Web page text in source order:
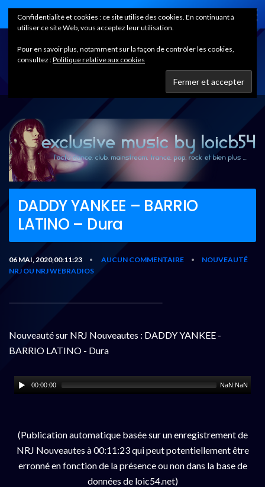
Home
DADDY YANKEE – BARRIO
LATINO – Dura
06 MAI, 2020,00:11:23 • AUCUN COMMENTAIRE •
NOUVEAUTÉ
NRJ OU NRJ WEBRADIOS
Nouveauté sur NRJ Nouveautes : DADDY YANKEE -
BARRIO LATINO - Dura
00:00:00 NaN:NaN
(Publication automatique basée sur un enregistrement de
NRJ Nouveautes à 00:11:23 qui peut potentiellement être
erronné en fonction de la présence ou non dans la base de
données de loic54.net)
Confidentialité et cookies : ce site utilise des cookies. En continuant à
utiliser ce site Web, vous acceptez leur utilisation.
Pour en savoir plus, notamment sur la façon de contrôler les cookies,
consultez :Politique relative aux cookies